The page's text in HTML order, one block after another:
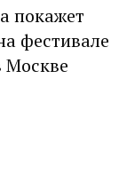
покажет
фестивале
Москве